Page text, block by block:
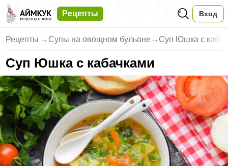
Рецепты Вход
Рецепты → Супы на овощном бульоне → Суп Юшка с
Суп Юшка с кабачками